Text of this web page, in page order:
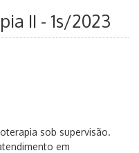
II - 1s/2023
sob supervisão.
em